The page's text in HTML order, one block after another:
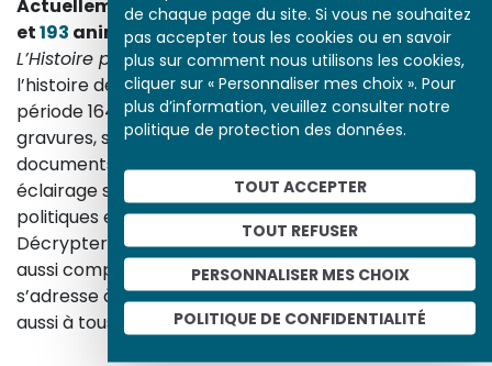
de chaque page du site. Si vous ne souhaitez
pas accepter tous les cookies ou en savoir
plus sur comment nous utilisons les cookies,
cliquer sur « Personnaliser mes choix ». Pour
plus d’information, veuillez consulter notre
politique de protection des données.
TOUT ACCEPTER
TOUT REFUSER
PERSONNALISER MES CHOIX
POLITIQUE DE CONFIDENTIALITÉ
Actuellement en ligne3153œuvres,1748études
et193 animations.
L’Histoire par l’imageexplore les événements de
l’histoire de France et les évolutions majeures de la
période 1643-1945. À travers des peintures, dessins,
gravures, sculptures, photographies, affiches,
documents d’archives, nos études proposent un
éclairage sur les réalités sociales, économiques,
politiques et culturelles d’une époque.
Décrypter les images et les événements d’hier, c’est
aussi comprendre ceux d’aujourd’hui. Un site qui
s’adresse à tous, famille, enseignants, élèves… mais
aussi à tous les curieux, amateurs d’art et d’histoire.